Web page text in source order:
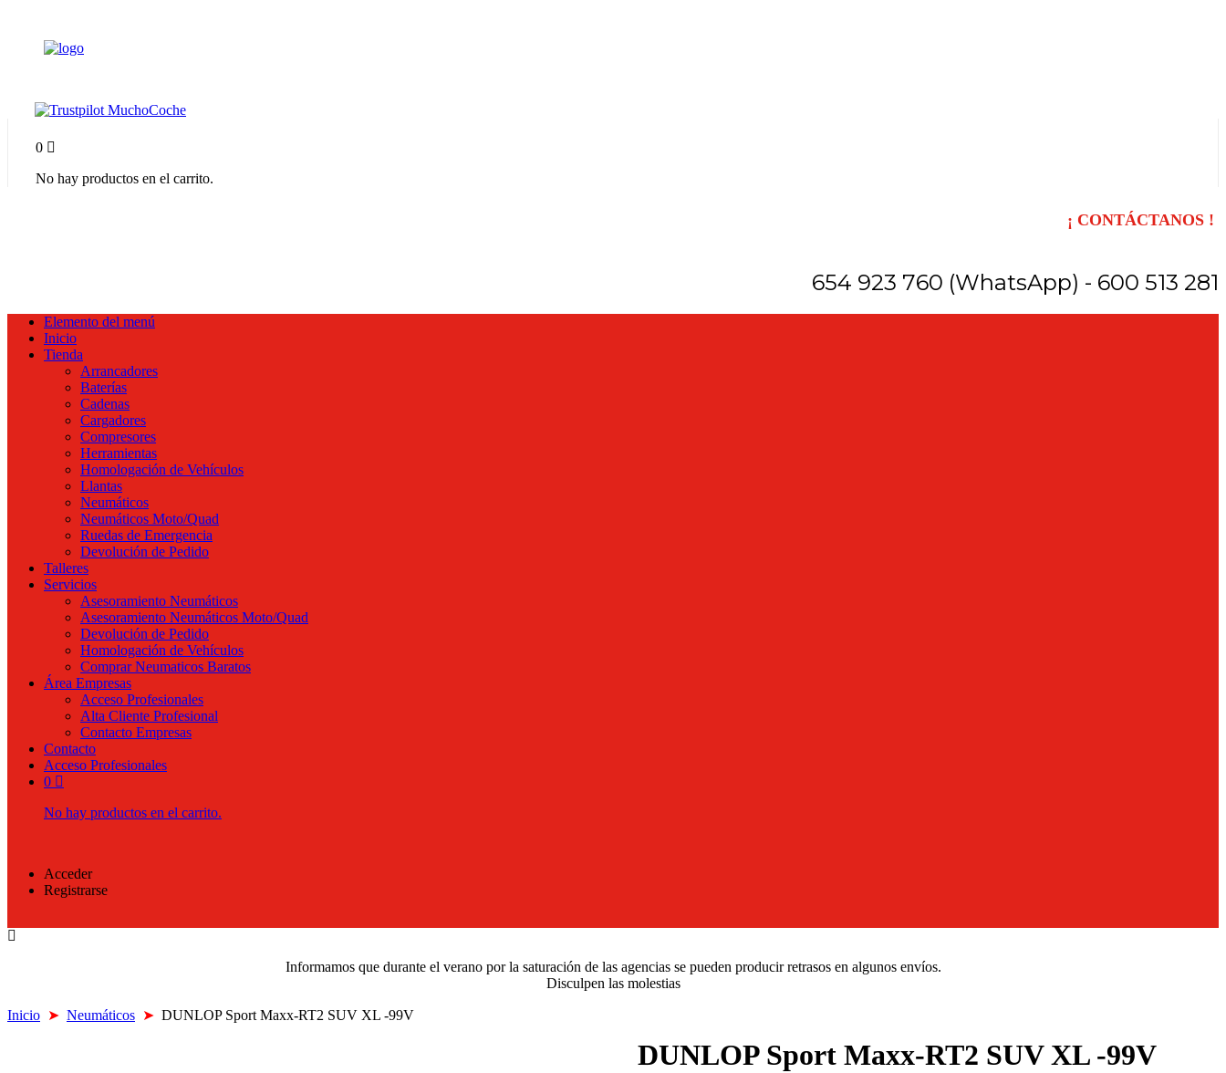
0
No hay productos en el carrito.
¡ CONTÁCTANOS !
654 923 760 (WhatsApp) - 600 513 281
Elemento del menú
Inicio
Tienda
Arrancadores
Baterías
Cadenas
Cargadores
Compresores
Herramientas
Homologación de Vehículos
Llantas
Neumáticos
Neumáticos Moto/Quad
Ruedas de Emergencia
Devolución de Pedido
Talleres
Servicios
Asesoramiento Neumáticos
Asesoramiento Neumáticos Moto/Quad
Devolución de Pedido
Homologación de Vehículos
Comprar Neumaticos Baratos
Área Empresas
Acceso Profesionales
Alta Cliente Profesional
Contacto Empresas
Contacto
Acceso Profesionales
0
No hay productos en el carrito.
Acceder
Registrarse
Informamos que durante el verano por la saturación de las agencias se pueden producir retrasos en algunos envíos.
Disculpen las molestias
Inicio ➤ Neumáticos ➤ DUNLOP Sport Maxx-RT2 SUV XL -99V
DUNLOP Sport Maxx-RT2 SUV XL -99V